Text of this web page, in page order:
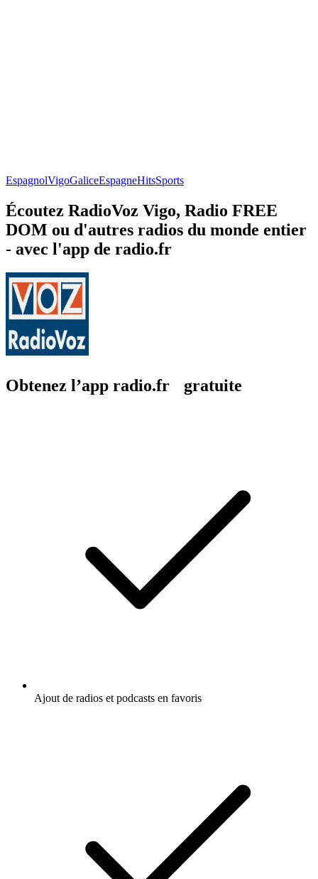
EspagnolVigoGaliceEspagneHitsSports
Écoutez RadioVoz Vigo, Radio FREE
DOM ou d'autres radios du monde entier
- avec l'app de radio.fr
Obtenez l’app radio.fr gratuite
Ajout de radios et podcasts en favoris